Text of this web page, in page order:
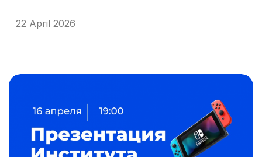
22 April 2026